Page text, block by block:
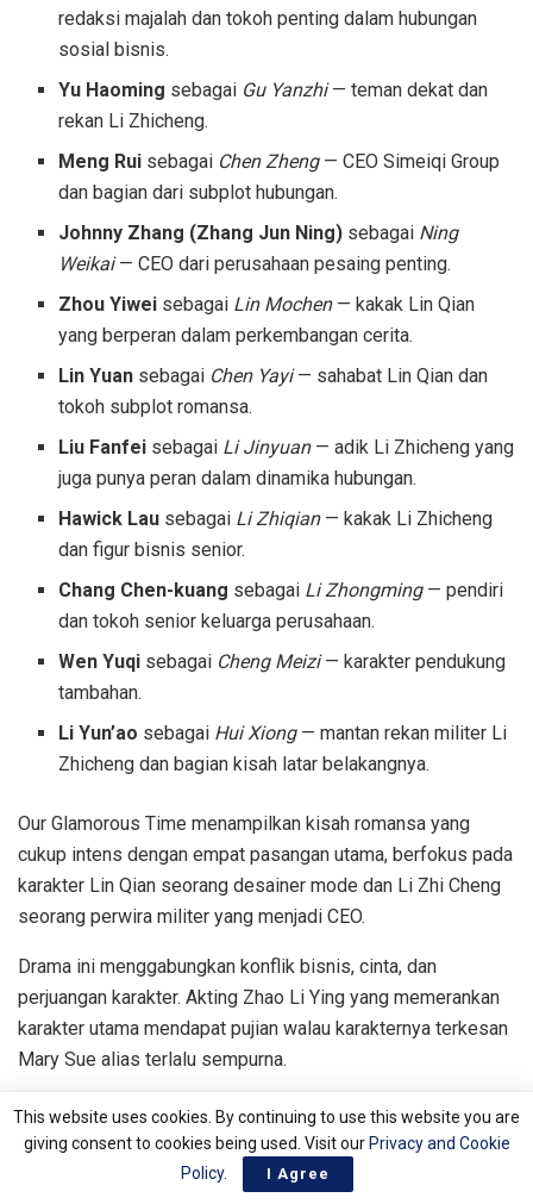
redaksi majalah dan tokoh penting dalam hubungan
sosial bisnis.
Yu Haoming sebagai Gu Yanzhi— teman dekat dan
rekan Li Zhicheng.
Meng Rui sebagai Chen Zheng— CEO Simeiqi Group
dan bagian dari subplot hubungan.
Johnny Zhang (Zhang Jun Ning) sebagai Ning
Weikai— CEO dari perusahaan pesaing penting.
Zhou Yiwei sebagai Lin Mochen— kakak Lin Qian
yang berperan dalam perkembangan cerita.
Lin Yuan sebagai Chen Yayi— sahabat Lin Qian dan
tokoh subplot romansa.
Liu Fanfei sebagai Li Jinyuan— adik Li Zhicheng yang
juga punya peran dalam dinamika hubungan.
Hawick Lau sebagai Li Zhiqian— kakak Li Zhicheng
dan figur bisnis senior.
Chang Chen-kuang sebagai Li Zhongming— pendiri
dan tokoh senior keluarga perusahaan.
Wen Yuqi sebagai Cheng Meizi— karakter pendukung
tambahan.
Li Yun’ao sebagai Hui Xiong— mantan rekan militer Li
Zhicheng dan bagian kisah latar belakangnya.
Our Glamorous Time menampilkan kisah romansa yang
cukup intens dengan empat pasangan utama, berfokus pada
karakter Lin Qian seorang desainer mode dan Li Zhi Cheng
seorang perwira militer yang menjadi CEO.
Drama ini menggabungkan konflik bisnis, cinta, dan
perjuangan karakter. Akting Zhao Li Ying yang memerankan
karakter utama mendapat pujian walau karakternya terkesan
Mary Sue alias terlalu sempurna.
Walau drama ini bukan tipe modern favorit semua orang,
visual dan alur kerja sama mereka dalam menyelamatkan
bisnis keluarga menambah dimensi cerita yang menarik
This website uses cookies. By continuing to use this website you are
giving consent to cookies being used. Visit our Privacy and Cookie
Policy. I Agree